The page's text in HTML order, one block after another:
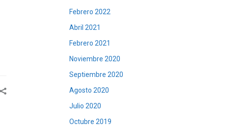
Febrero 2022
Abril 2021
Febrero 2021
Noviembre 2020
Septiembre 2020
Agosto 2020
Julio 2020
Octubre 2019